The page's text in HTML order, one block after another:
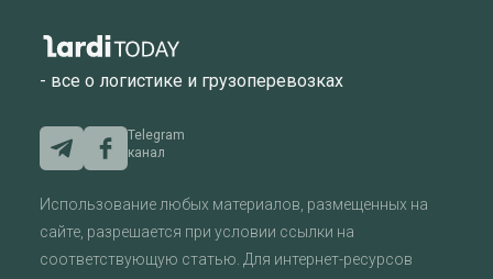
- все о логистике и грузоперевозках
Telegram
канал
Использование любых материалов, размещенных на
сайте, разрешается при условии ссылки на
соответствующую статью. Для интернет-ресурсов